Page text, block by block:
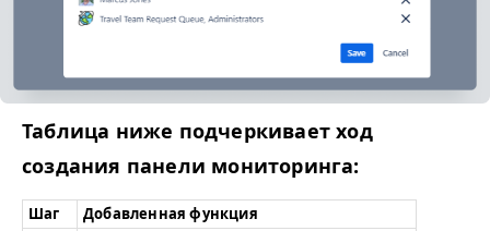
Таблица ниже подчеркивает ход
создания панели мониторинга:
Шаг Добавленная функция